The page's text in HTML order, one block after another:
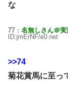
な
77： 名無しさん＠
ID:jmErNF/e0.net
>>74
菊花賞馬に至っ